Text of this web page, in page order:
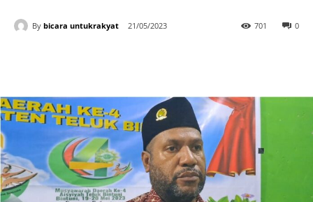
By bicara untukrakyat 21/05/2023 0
701